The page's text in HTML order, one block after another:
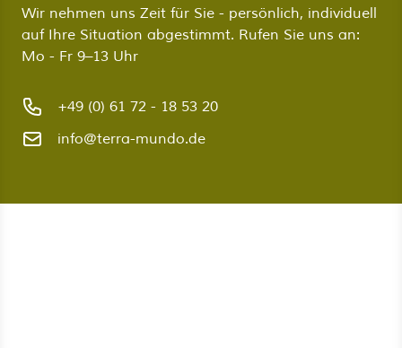
Wir nehmen uns Zeit für Sie - persönlich, individuell
auf Ihre Situation abgestimmt. Rufen Sie uns an:
Mo - Fr 9–13 Uhr
+49 (0) 61 72 - 18 53 20
info@terra-mundo.de